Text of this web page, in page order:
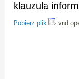
klauzula
Pobierz plik